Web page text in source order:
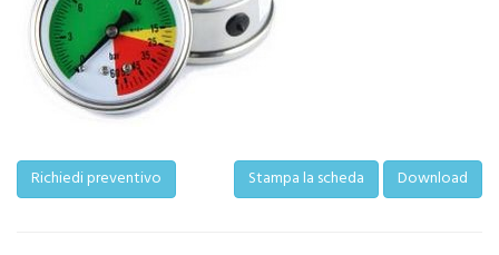
Richiedi preventivo Stampa la scheda Download